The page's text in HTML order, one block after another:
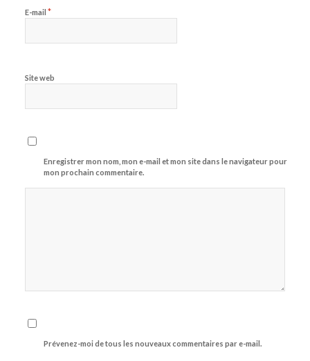
E-mail *
Site web
Enregistrer mon nom, mon e-mail et mon site dans le navigateur pour
mon prochain commentaire.
Prévenez-moi de tous les nouveaux commentaires par e-mail.